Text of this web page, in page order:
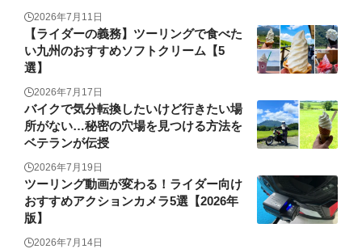
2026年7月11日
【ライダーの義務】ツーリングで食べた
い九州のおすすめソフトクリーム【5
選】
2026年7月17日
バイクで気分転換したいけど行きたい場
所がない…秘密の穴場を見つける方法を
ベテランが伝授
2026年7月19日
ツーリング動画が変わる！ライダー向け
おすすめアクションカメラ5選【2026年
版】
2026年7月14日